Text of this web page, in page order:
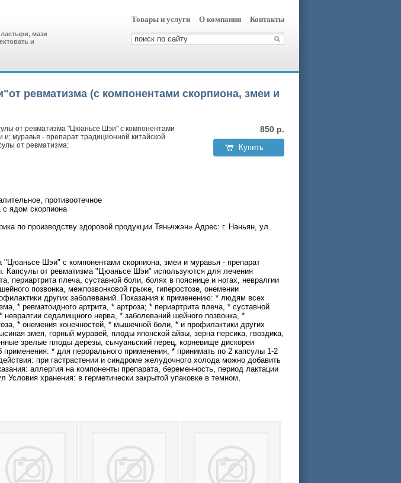
мази
и
Товары и услуги О компании Контакты
ревматизма (с компонентами скорпиона, змеи и
от ревматизма "Цюаньсе Шэи" с компонентами
и; муравья - препарат традиционной китайской
от ревматизма;
850 р.
Купить
противоотечное
ядом скорпиона
по производству здоровой продукции Тяньчжэн».Адрес: г. Наньян, ул.
Шэи" с компонентами скорпиона, змеи и муравья - препарат
Капсулы от ревматизма "Цюаньсе Шэи" используются для лечения
периартрита плеча, суставной боли, болях в пояснице и ногах, невралгии
позвонка, межпозвонковой грыже, гиперостозе, онемении
других заболеваний. Показания к применению: * людям всех
* ревматоидного артрита, * артроза; * периартрита плеча, * суставной
седалищного нерва, * заболеваний шейного позвонка, *
* онемения конечностей, * мышечной боли, * и профилактики других
змея, горный муравей, плоды японской айвы, зерна персика, гвоздика,
зрелые плоды дерезы, сычуаньский перец, корневище дискореи
применения: * для перорального применения, * принимать по 2 капсулы 1-2
при гастрастении и синдроме желудочного холода можно добавить
аллергия на компоненты препарата, беременность, период лактации
Условия хранения: в герметически закрытой упаковке в темном,